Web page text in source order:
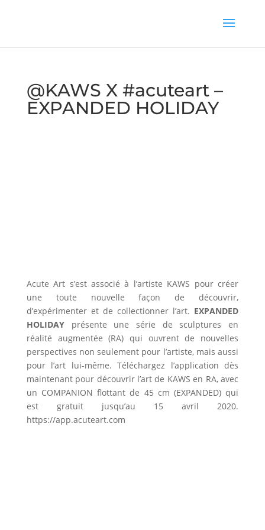
@KAWS X #acuteart –
EXPANDED HOLIDAY
Acute Art s’est associé à l’artiste KAWS pour créer
une toute nouvelle façon de découvrir,
d’expérimenter et de collectionner l’art. EXPANDED
HOLIDAYprésente une série de sculptures en
réalité augmentée (RA) qui ouvrent de nouvelles
perspectives non seulement pour l’artiste, mais aussi
pour l’art lui-même. Téléchargez l’application dès
maintenant pour découvrir l’art de KAWS en RA, avec
un COMPANION flottant de 45 cm (EXPANDED) qui
est gratuit jusqu’au 15 avril 2020.
https://app.acuteart.com